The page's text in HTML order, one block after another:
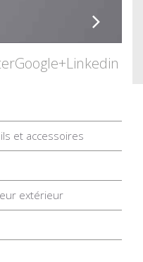
Google+Linkedin
et accessoires
extérieur